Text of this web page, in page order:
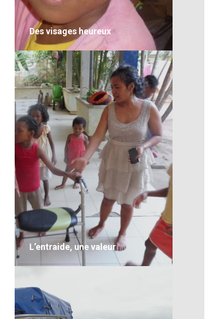
VOIR LE DÉTAIL
Des visages heureux
Des visages heureux
VOIR LE DÉTAIL
L’entraide, une valeur